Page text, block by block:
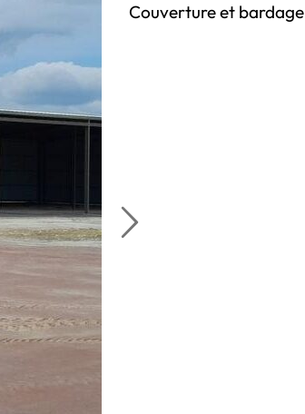
Couverture et